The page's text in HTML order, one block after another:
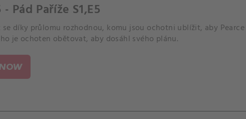
Pád Paříže S1,E5
se díky průlomu rozhodnou, komu jsou ochotni ublížit, aby
je ochoten obětovat, aby dosáhl svého plánu.